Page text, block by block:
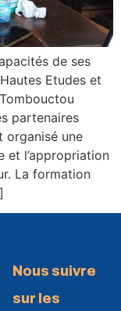
de ses
Etudes et
partenaires
organisé une
et l’appropriation
La formation
Nous suivre
sur les